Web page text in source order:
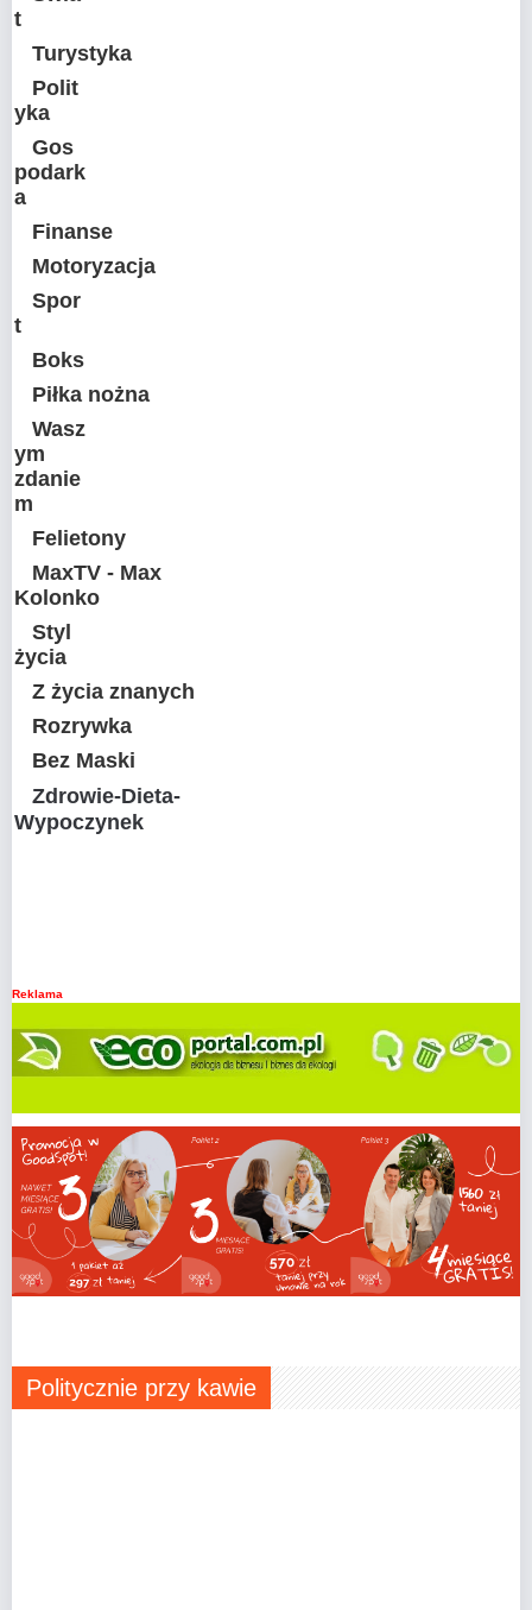
t
Turystyka
Polit
yka
Gos
podark
a
Finanse
Motoryzacja
Spor
t
Boks
Piłka nożna
Wasz
ym
zdanie
m
Felietony
MaxTV - Max
Kolonko
Styl
życia
Z życia znanych
Rozrywka
Bez Maski
Zdrowie-Dieta-
Wypoczynek
Reklama
Politycznie przy kawie